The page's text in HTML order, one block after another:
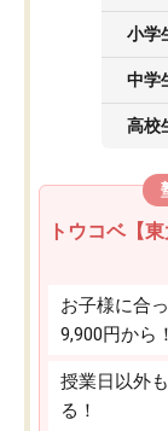
小学
中学
高校
トウコベ【
お子様に合
9,900円から！
授業日以外
る！